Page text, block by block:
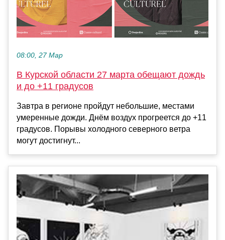
08:00, 27 Мар
В Курской области 27 марта обещают дождь
и до +11 градусов
Завтра в регионе пройдут небольшие, местами
умеренные дожди. Днём воздух прогреется до +11
градусов. Порывы холодного северного ветра
могут достигнут...